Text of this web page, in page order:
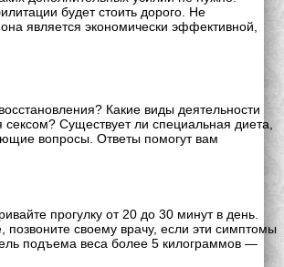
будет стоить дорого. Не
является экономически эффективной,
Какие виды деятельности
Существует ли специальная диета,
вопросы. Ответы помогут вам
прогулку от 20 до 30 минут в день.
своему врачу, если эти симптомы
подъема веса более 5 килограммов —